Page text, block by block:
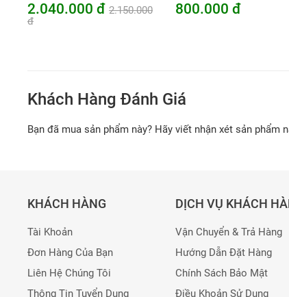
2.040.000 đ 2.150.000
đ
800.000 đ
Khách Hàng Đánh Giá
Bạn đã mua sản phẩm này? Hãy viết nhận xét sản phẩm
KHÁCH HÀNG
Tài Khoản
Đơn Hàng Của Bạn
Liên Hệ Chúng Tôi
Thông Tin Tuyển Dụng
DỊCH VỤ KHÁCH
Vận Chuyển & Trả Hàng
Hướng Dẫn Đặt Hàng
Chính Sách Bảo Mật
Điều Khoản Sử Dụng